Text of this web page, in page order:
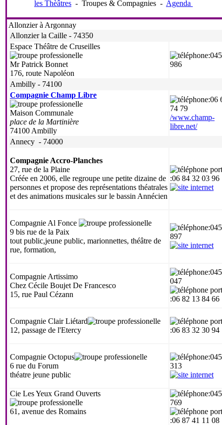
les Thèâtres - Troupes & Compagnies - Agenda
Allonzier à Argonnay
Allonzier la Caille - 74350
Espace Théâtre de Cruseilles
Mr Patrick Bonnet
176, route Napoléon
986
Ambilly - 74100
Compagnie Champ Libre
Maison Communale
place de la Martinière
74100 Ambilly
:06
74 79
/www.champ-
libre.net/
Annecy - 74000
Compagnie Accro-Planches
27, rue de la Plaine
Créée en 2006, elle regroupe une petite dizaine de
personnes et propose des représentations théatrales
et des animations musicales sur le bassin Annécien
:06 84 32 03 96
Compagnie Al Fonce
9 bis rue de la Paix
tout public,jeune public, marionnettes, théâtre de
rue, formation,
897
Compagnie Artissimo
Chez Cécile Boujet De Francesco
15, rue Paul Cézann
047
:06 82 13 84 66
Compagnie Clair Liétard
12, passage de l'Etercy
:06 83 32 30 94
Compagnie Octopus
6 rue du Forum
théatre jeune public
313
Cie Les Yeux Grand Ouverts
61, avenue des Romains
769
:06 87 41 11 08